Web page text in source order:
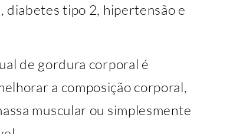
diabetes tipo 2, hipertensão e
de gordura corporal é
a composição corporal,
muscular ou simplesmente